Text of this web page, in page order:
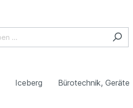
Iceberg Bürotechnik, Geräte